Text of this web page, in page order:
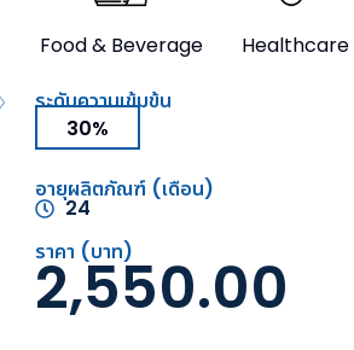
Food & Beverage
Healthcare
ระดับความเข้มข้น
30%
อายุผลิตภัณฑ์ (เดือน)
24
ราคา (บาท)
2,550.00